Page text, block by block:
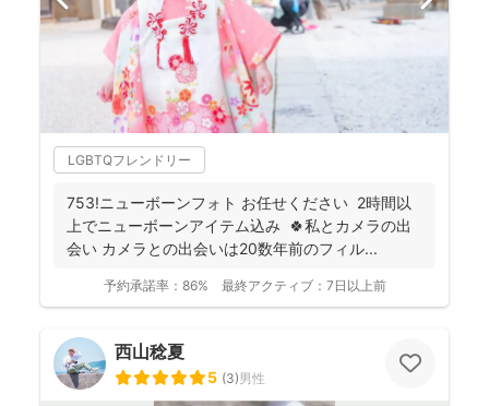
LGBTQフレンドリー
753!ニューボーンフォト お任せください 2時間以
上でニューボーンアイテム込み 🍀私とカメラの出
会い カメラとの出会いは20数年前のフィル...
予約承諾率： 86% 最終アクティブ： 7日以上前
西山稔夏
5 (3)男性